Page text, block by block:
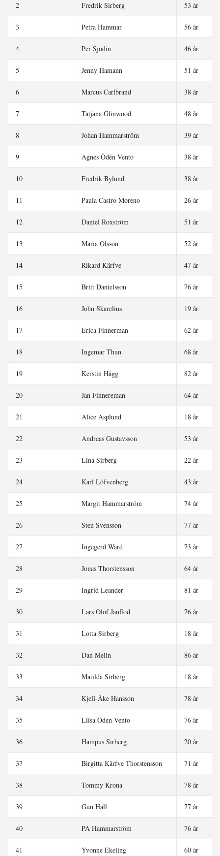
2 Fredrik Sirberg 53 år
3 Petra Hammar 56 år
4 Per Sjödin 46 år
5 Jenny Hamann 51 år
6 Marcus Carlbrand 38 år
7 Tatjana Glinwood 48 år
8 Johan Hammarström 39 år
9 Agnes Ödén Vento 38 år
10 Fredrik Bylund 38 år
11 Paula Castro Moreno 26 år
12 Daniel Roxström 51 år
13 Maria Olsson 52 år
14 Rikard Kärfve 47 år
15 Britt Danielsson 76 år
16 John Skarelius 19 år
17 Erica Finnerman 62 år
18 Ingemar Thun 68 år
19 Kerstin Hägg 82 år
20 Jan Finnereman 64 år
21 Alice Asplund 18 år
22 Andreas Gustavsson 53 år
23 Lina Sirberg 22 år
24 Karl Löfvenberg 43 år
25 Margit Hammarström 74 år
26 Sten Svensson 77 år
27 Ingegerd Ward 73 år
28 Jonas Thorstensson 64 år
29 Ingrid Leander 81 år
30 Lars Olof Janflod 76 år
31 Lotta Sirberg 18 år
32 Dan Melin 86 år
33 Matilda Sirberg 18 år
34 Kjell-Åke Hansson 78 år
35 Liisa Öden Vento 76 år
36 Hampus Sirberg 20 år
37 Birgitta Kärfve Thorstensson 71 år
38 Tommy Krona 78 år
39 Gun Häll 77 år
40 PA Hammarström 76 år
41 Yvonne Ekeling 60 år